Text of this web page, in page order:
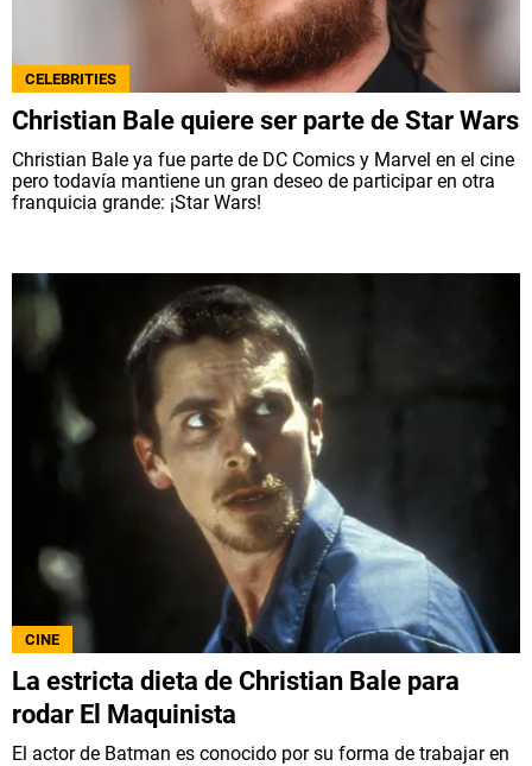
CELEBRITIES
Christian Bale quiere ser parte de Star Wars
Christian Bale ya fue parte de DC Comics y Marvel en el cine
pero todavía mantiene un gran deseo de participar en otra
franquicia grande: ¡Star Wars!
CINE
La estricta dieta de Christian Bale para
rodar El Maquinista
El actor de Batman es conocido por su forma de trabajar en